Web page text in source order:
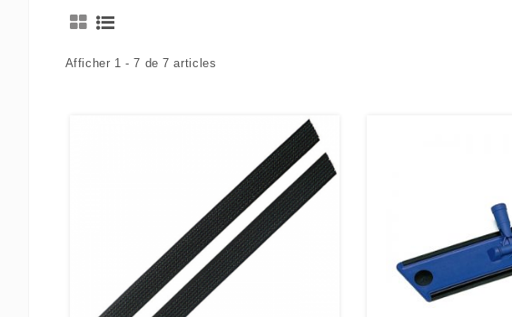
Afficher 1 - 7 de 7 articles